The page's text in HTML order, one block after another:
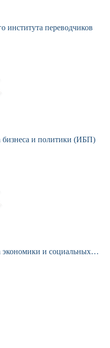
института переводчиков
и политики (ИБП)
экономики и социальных…